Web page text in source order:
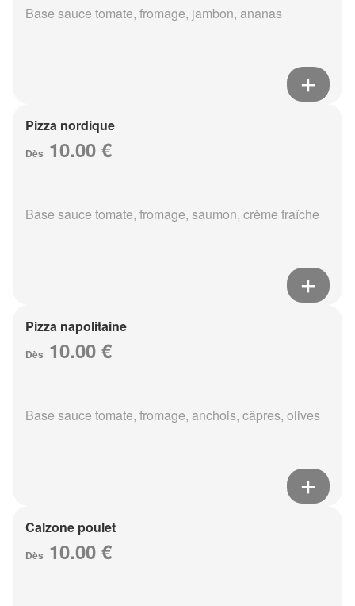
Base sauce tomate, fromage, jambon, ananas
Pizza nordique
Dès 10.00 €
Base sauce tomate, fromage, saumon, crème fraîche
Pizza napolitaine
Dès 10.00 €
Base sauce tomate, fromage, anchois, câpres, olives
Calzone poulet
Dès 10.00 €